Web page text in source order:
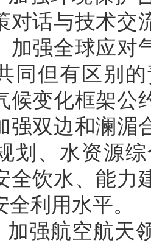
对话与技术交
加强全球应对
同但有区别
候变化框架
强双边和澜湄
划、水资源
全饮水、能力
利用水平。
加强航空航